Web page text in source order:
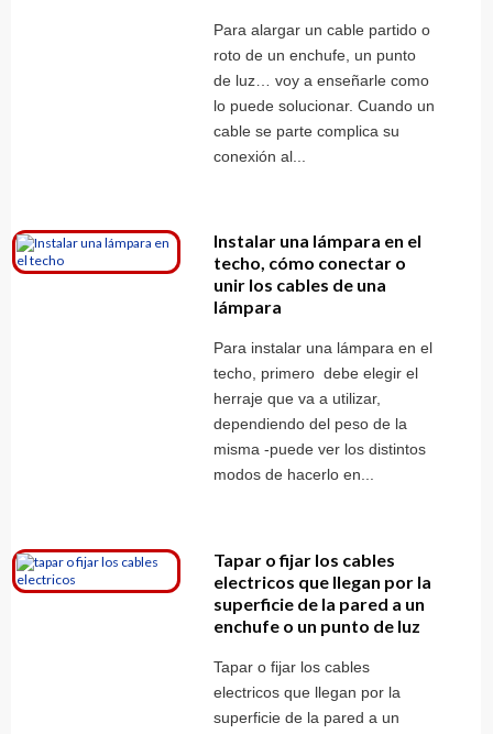
Para alargar un cable partido o
roto de un enchufe, un punto
de luz… voy a enseñarle como
lo puede solucionar. Cuando un
cable se parte complica su
conexión al...
Instalar una lámpara en el
techo, cómo conectar o
unir los cables de una
lámpara
Para instalar una lámpara en el
techo, primero debe elegir el
herraje que va a utilizar,
dependiendo del peso de la
misma -puede ver los distintos
modos de hacerlo en...
Tapar o fijar los cables
electricos que llegan por la
superficie de la pared a un
enchufe o un punto de luz
Tapar o fijar los cables
electricos que llegan por la
superficie de la pared a un